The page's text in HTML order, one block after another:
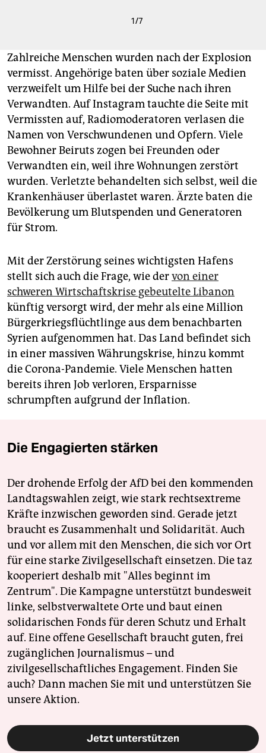
1/7
Zahlreiche Menschen wurden nach der Explosion
vermisst. Angehörige baten über soziale Medien
verzweifelt um Hilfe bei der Suche nach ihren
Verwandten. Auf Instagram tauchte die Seite mit
Vermissten auf, Radiomoderatoren verlasen die
Namen von Verschwundenen und Opfern. Viele
Bewohner Beiruts zogen bei Freunden oder
Verwandten ein, weil ihre Wohnungen zerstört
wurden. Verletzte behandelten sich selbst, weil die
Krankenhäuser überlastet waren. Ärzte baten die
Bevölkerung um Blutspenden und Generatoren
für Strom.
Mit der Zerstörung seines wichtigsten Hafens
stellt sich auch die Frage, wie dervon einer
schweren Wirtschaftskrise gebeutelte Libanon
künftig versorgt wird, der mehr als eine Million
Bürgerkriegsflüchtlinge aus dem benachbarten
Syrien aufgenommen hat. Das Land befindet sich
in einer massiven Währungskrise, hinzu kommt
die Corona-Pandemie. Viele Menschen hatten
bereits ihren Job verloren, Ersparnisse
schrumpften aufgrund der Inflation.
Die Engagierten stärken
Der drohende Erfolg der AfD bei den kommenden
Landtagswahlen zeigt, wie stark rechtsextreme
Kräfte inzwischen geworden sind. Gerade jetzt
braucht es Zusammenhalt und Solidarität. Auch
und vor allem mit den Menschen, die sich vor Ort
für eine starke Zivilgesellschaft einsetzen. Die taz
kooperiert deshalb mit "Alles beginnt im
Zentrum". Die Kampagne unterstützt bundesweit
linke, selbstverwaltete Orte und baut einen
solidarischen Fonds für deren Schutz und Erhalt
auf. Eine offene Gesellschaft braucht guten, frei
zugänglichen Journalismus – und
zivilgesellschaftliches Engagement. Finden Sie
auch? Dann machen Sie mit und unterstützen Sie
unsere Aktion.
Jetzt unterstützen